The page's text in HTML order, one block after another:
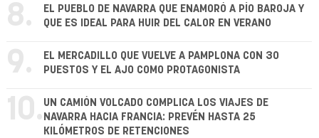
8.
EL PUEBLO DE NAVARRA QUE ENAMORÓ A PÍO BAROJA Y
QUE ES IDEAL PARA HUIR DEL CALOR EN VERANO
9.
EL MERCADILLO QUE VUELVE A PAMPLONA CON 30
PUESTOS Y EL AJO COMO PROTAGONISTA
10. UN CAMIÓN VOLCADO COMPLICA LOS VIAJES DE
NAVARRA HACIA FRANCIA: PREVÉN HASTA 25
KILÓMETROS DE RETENCIONES